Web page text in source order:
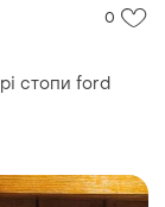
0
стопи ford